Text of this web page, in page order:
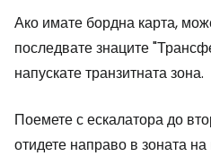
Ако имате бордна карта,
последвате знаците
напускате транзитната зона.
Поемете с ескалатора до
отидете направо в зоната